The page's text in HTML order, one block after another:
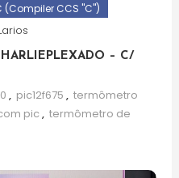
(Compiler CCS "C")
– C/
, pic12f675 , termômetro
pic , termômetro de